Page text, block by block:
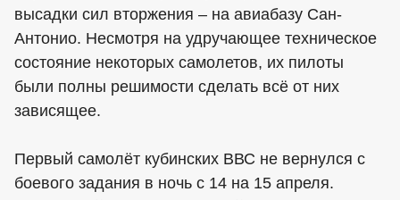
высадки сил вторжения – на авиабазу Сан-
Антонио. Несмотря на удручающее техническое
состояние некоторых самолетов, их пилоты
были полны решимости сделать всё от них
зависящее.
Первый самолёт кубинских ВВС не вернулся с
боевого задания в ночь с 14 на 15 апреля.